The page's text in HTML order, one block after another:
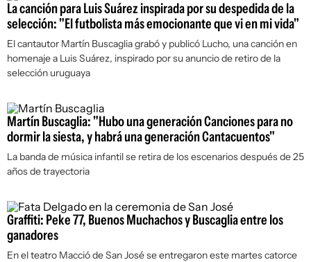
La canción para Luis Suárez inspirada por su despedida de la
selección: "El futbolista más emocionante que vi en mi vida"
El cantautor Martín Buscaglia grabó y publicó Lucho, una canción en
homenaje a Luis Suárez, inspirado por su anuncio de retiro de la
selección uruguaya
Martín Buscaglia: "Hubo una generación Canciones para no
dormir la siesta, y habrá una generación Cantacuentos"
La banda de música infantil se retira de los escenarios después de 25
años de trayectoria
Graffiti: Peke 77, Buenos Muchachos y Buscaglia entre los
ganadores
En el teatro Macció de San José se entregaron este martes catorce